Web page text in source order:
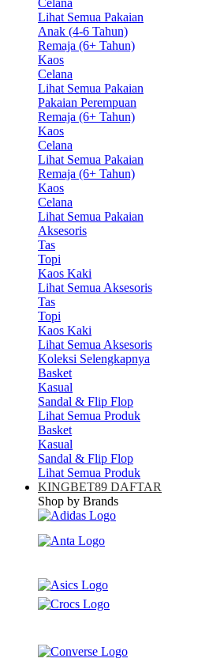
Lihat Semua Pakaian
Anak (4-6 Tahun)
Remaja (6+ Tahun)
Kaos
Celana
Lihat Semua Pakaian
Pakaian Perempuan
Remaja (6+ Tahun)
Kaos
Celana
Lihat Semua Pakaian
Remaja (6+ Tahun)
Kaos
Celana
Lihat Semua Pakaian
Aksesoris
Tas
Topi
Kaos Kaki
Lihat Semua Aksesoris
Tas
Topi
Kaos Kaki
Lihat Semua Aksesoris
Koleksi Selengkapnya
Basket
Kasual
Sandal & Flip Flop
Lihat Semua Produk
Basket
Kasual
Sandal & Flip Flop
Lihat Semua Produk
KINGBET89 DAFTAR
Shop by Brands